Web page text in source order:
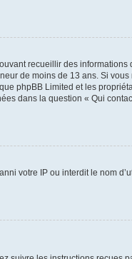
recueillir des
de moins de 13 ans. Si
phpBB Limited et les
dans la question « Qui
votre IP ou interdit le nom